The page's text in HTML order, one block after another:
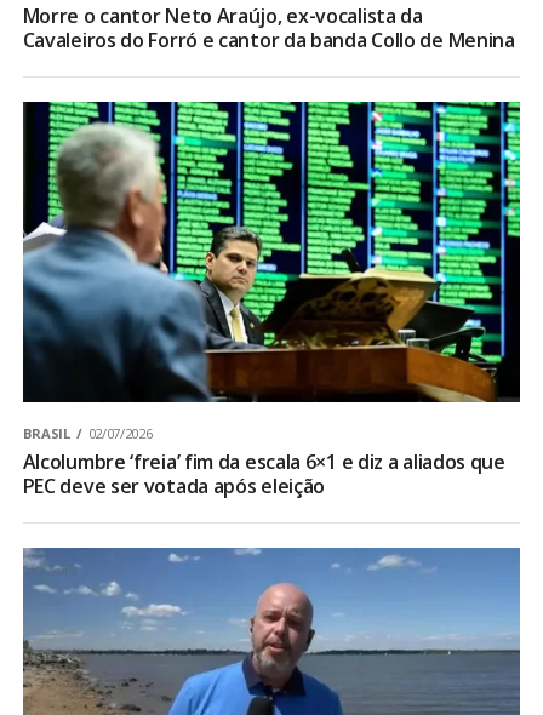
Morre o cantor Neto Araújo, ex-vocalista da
Cavaleiros do Forró e cantor da banda Collo de Menina
BRASIL 02/07/2026
Alcolumbre ‘freia’ fim da escala 6×1 e diz a aliados que
PEC deve ser votada após eleição